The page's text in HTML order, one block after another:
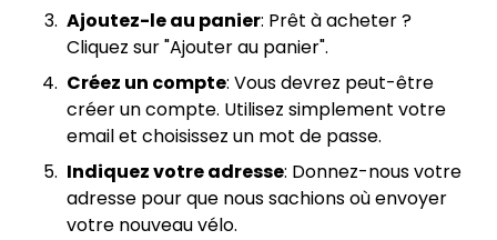
Ajoutez-le au panier: Prêt à acheter ?
Cliquez sur "Ajouter au panier".
Créez un compte: Vous devrez peut-être
créer un compte. Utilisez simplement votre
email et choisissez un mot de passe.
Indiquez votre adresse: Donnez-nous votre
adresse pour que nous sachions où envoyer
votre nouveau vélo.